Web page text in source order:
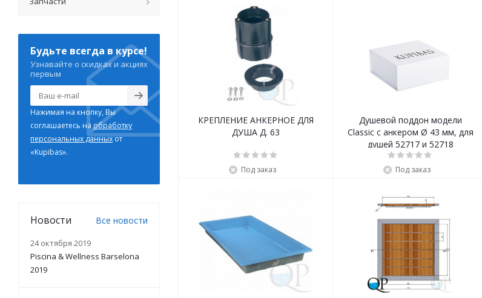
КРЕПЛЕНИЕ АНКЕРНОЕ ДЛЯ
ДУША Д. 63
Под заказ
Душевой поддон модели
Classic с анкером Ø 43 мм, для
душей 52717 и 52718
Под заказ
Будьте всегда в курсе!
Узнавайте о скидках и акциях
первым
Нажимая на кнопку, Вы
соглашаетесь наобработку
персональных данныхот
«Kupibas».
Новости Все новости
24 октября 2019
Piscina & Wellness Barselona
2019